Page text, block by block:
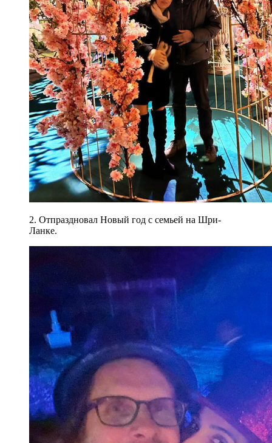
2. Отпраздновал Новый год с семьей на Шри-
Ланке.